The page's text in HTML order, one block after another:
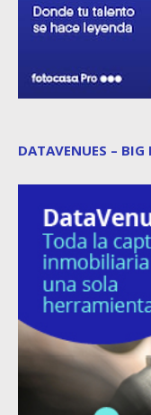
DATAVENUES –